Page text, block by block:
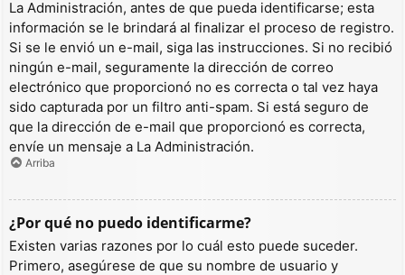
La Administración, antes de que pueda identificarse; esta
información se le brindará al finalizar el proceso de registro.
Si se le envió un e-mail, siga las instrucciones. Si no recibió
ningún e-mail, seguramente la dirección de correo
electrónico que proporcionó no es correcta o tal vez haya
sido capturada por un filtro anti-spam. Si está seguro de
que la dirección de e-mail que proporcionó es correcta,
envíe un mensaje a La Administración.
Arriba
¿Por qué no puedo identificarme?
Existen varias razones por lo cuál esto puede suceder.
Primero, asegúrese de que su nombre de usuario y